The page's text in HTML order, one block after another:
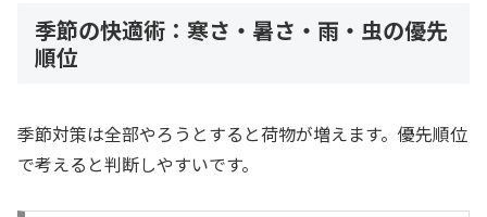
季節の快適術：寒さ・暑さ・雨・虫の優先
順位
季節対策は全部やろうとすると荷物が増えます。優先順位
で考えると判断しやすいです。